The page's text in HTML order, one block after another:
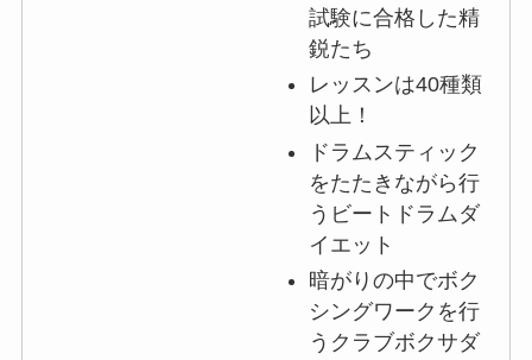
試験に合格した精
鋭たち
レッスンは40種類
以上！
ドラムスティック
をたたきながら行
うビートドラムダ
イエット
暗がりの中でボク
シングワークを行
うクラブボクサダ